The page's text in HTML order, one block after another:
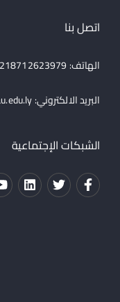
اتصل بنا
الهاتف: 00218712623979
البريد الالكتروني:
الشبكات الإجتماعية